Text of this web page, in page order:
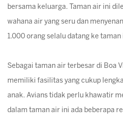
bersama keluarga. Taman air ini
wahana air yang seru dan
1.000 orang selalu datang ke
Sebagai taman air terbesar di Boa
memiliki fasilitas yang cukup
anak. Avians tidak perlu khawatir
dalam taman air ini ada beberapa